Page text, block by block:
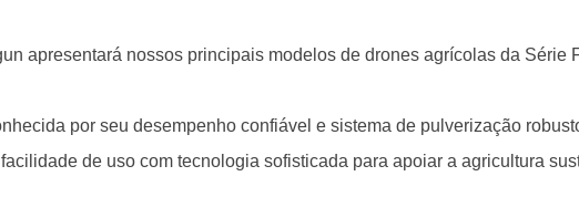
apresentará nossos principais modelos de drones agrícolas da Série
por seu desempenho confiável e sistema de pulverização
de uso com tecnologia sofisticada para apoiar a agricultura